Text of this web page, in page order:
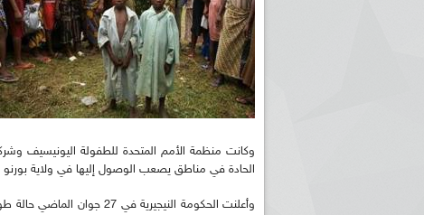
وكانت منظمة الأمم المتحدة للطفولة اليونيسيف
الحادة في مناطق يصعب الوصول إليها في ولاية بورنو
وأعلنت الحكومة النيجيرية